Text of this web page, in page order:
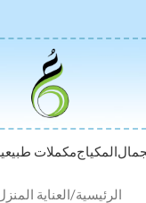
المكياجمكملات
الرئيسية/العناية